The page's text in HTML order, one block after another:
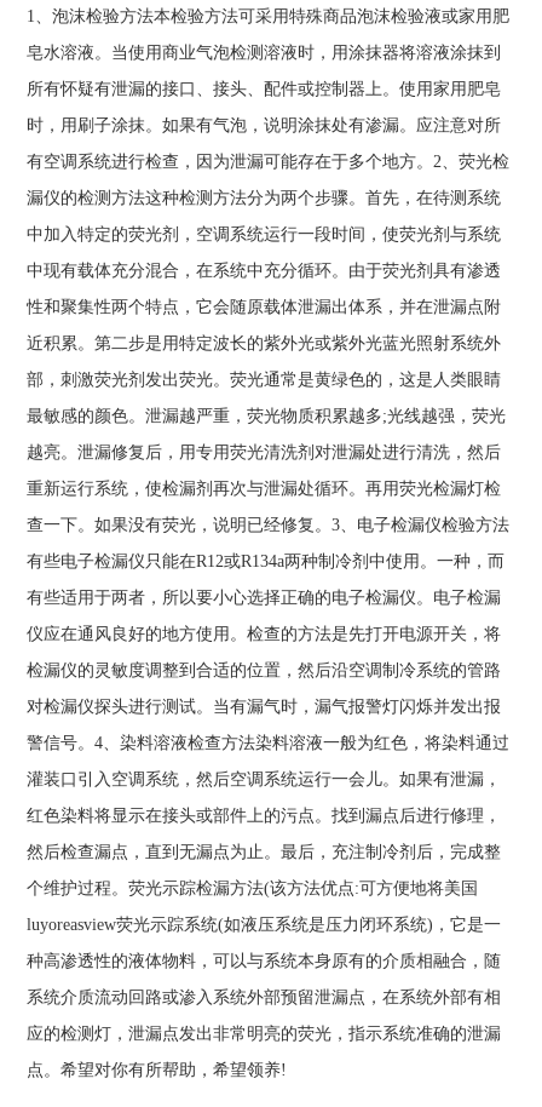
1、泡沫检验方法本检验方法可采用特殊商品泡沫检验液或家用肥
皂水溶液。当使用商业气泡检测溶液时，用涂抹器将溶液涂抹到
所有怀疑有泄漏的接口、接头、配件或控制器上。使用家用肥皂
时，用刷子涂抹。如果有气泡，说明涂抹处有渗漏。应注意对所
有空调系统进行检查，因为泄漏可能存在于多个地方。2、荧光检
漏仪的检测方法这种检测方法分为两个步骤。首先，在待测系统
中加入特定的荧光剂，空调系统运行一段时间，使荧光剂与系统
中现有载体充分混合，在系统中充分循环。由于荧光剂具有渗透
性和聚集性两个特点，它会随原载体泄漏出体系，并在泄漏点附
近积累。第二步是用特定波长的紫外光或紫外光蓝光照射系统外
部，刺激荧光剂发出荧光。荧光通常是黄绿色的，这是人类眼睛
最敏感的颜色。泄漏越严重，荧光物质积累越多;光线越强，荧光
越亮。泄漏修复后，用专用荧光清洗剂对泄漏处进行清洗，然后
重新运行系统，使检漏剂再次与泄漏处循环。再用荧光检漏灯检
查一下。如果没有荧光，说明已经修复。3、电子检漏仪检验方法
有些电子检漏仪只能在R12或R134a两种制冷剂中使用。一种，而
有些适用于两者，所以要小心选择正确的电子检漏仪。电子检漏
仪应在通风良好的地方使用。检查的方法是先打开电源开关，将
检漏仪的灵敏度调整到合适的位置，然后沿空调制冷系统的管路
对检漏仪探头进行测试。当有漏气时，漏气报警灯闪烁并发出报
警信号。4、染料溶液检查方法染料溶液一般为红色，将染料通过
灌装口引入空调系统，然后空调系统运行一会儿。如果有泄漏，
红色染料将显示在接头或部件上的污点。找到漏点后进行修理，
然后检查漏点，直到无漏点为止。最后，充注制冷剂后，完成整
个维护过程。荧光示踪检漏方法(该方法优点:可方便地将美国
luyoreasview荧光示踪系统(如液压系统是压力闭环系统)，它是一
种高渗透性的液体物料，可以与系统本身原有的介质相融合，随
系统介质流动回路或渗入系统外部预留泄漏点，在系统外部有相
应的检测灯，泄漏点发出非常明亮的荧光，指示系统准确的泄漏
点。希望对你有所帮助，希望领养!